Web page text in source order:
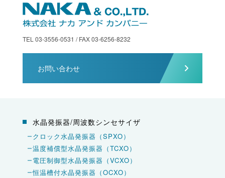
TEL 03-3556-0531 / FAX 03-6256-8232
お問い合わせ
水晶発振器/周波数シンセサイザ
クロック水晶発振器（SPXO）
温度補償型水晶発振器（TCXO）
電圧制御型水晶発振器（VCXO）
恒温槽付水晶発振器（OCXO）